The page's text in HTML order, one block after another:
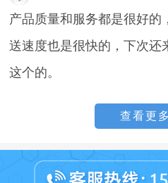
产品质量和服务都是很好的
送速度也是很快的，下次还
这个的。
查看更